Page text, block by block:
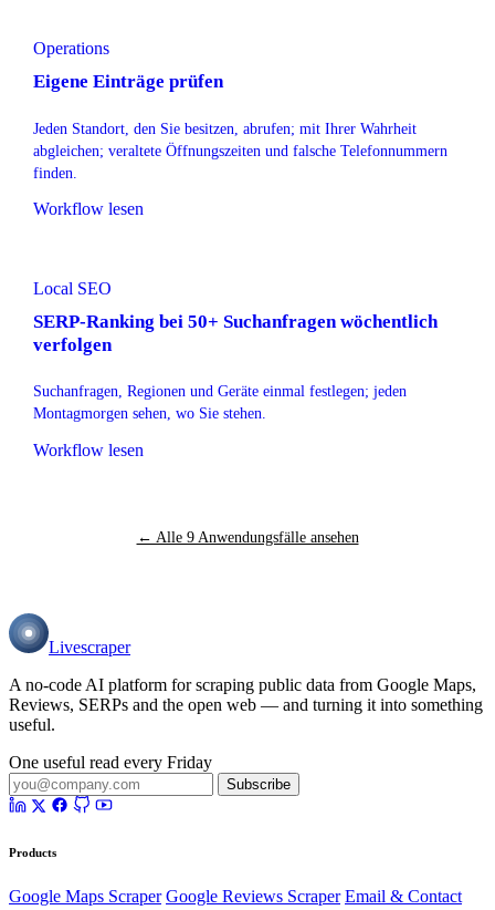
Operations
Eigene Einträge prüfen
Jeden Standort, den Sie besitzen, abrufen; mit Ihrer Wahrheit
abgleichen; veraltete Öffnungszeiten und falsche Telefonnummern
finden.
Workflow lesen
Local SEO
SERP-Ranking bei 50+ Suchanfragen wöchentlich
verfolgen
Suchanfragen, Regionen und Geräte einmal festlegen; jeden
Montagmorgen sehen, wo Sie stehen.
Workflow lesen
← Alle 9 Anwendungsfälle ansehen
Livescraper
A no-code AI platform for scraping public data from Google Maps,
Reviews, SERPs and the open web — and turning it into something
useful.
One useful read every Friday
Subscribe
Products
Google Maps Scraper Google Reviews Scraper Email & Contact